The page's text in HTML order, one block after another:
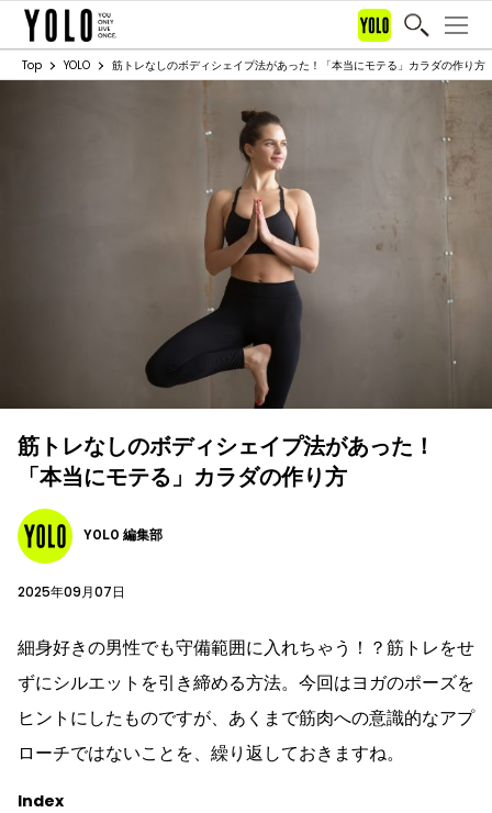
Top YOLO 筋トレなしのボディシェイプ法があった！「本当にモテる」カラダの作り方
筋トレなしのボディシェイプ法があった！
「本当にモテる」カラダの作り方
YOLO 編集部
2025年09月07日
細身好きの男性でも守備範囲に入れちゃう！？筋トレをせ
ずにシルエットを引き締める方法。今回はヨガのポーズを
ヒントにしたものですが、あくまで筋肉への意識的なアプ
ローチではないことを、繰り返しておきますね。
Index